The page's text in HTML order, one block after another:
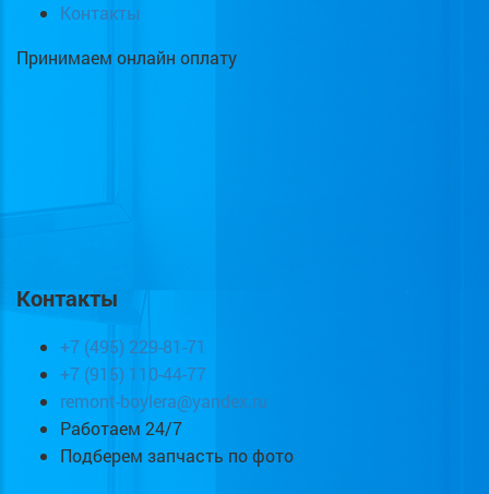
Контакты
Принимаем онлайн оплату
Контакты
+7 (495) 229-81-71
+7 (915) 110-44-77
remont-boylera@yandex.ru
Работаем 24/7
Подберем запчасть по фото